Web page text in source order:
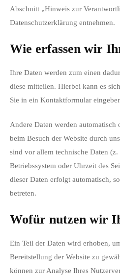
Abschnitt „Hinweis zur
Datenschutzerklärung entnehmen.
Wie erfassen wir
Ihre Daten werden zum einen
diese mitteilen. Hierbei kann es
Sie in ein Kontaktformular
Andere Daten werden
beim Besuch der Website durch
sind vor allem technische Daten
Betriebssystem oder Uhrzeit des
dieser Daten erfolgt automatisch,
betreten.
Wofür nutzen wir
Ein Teil der Daten wird erhoben,
Bereitstellung der Website zu
können zur Analyse Ihres